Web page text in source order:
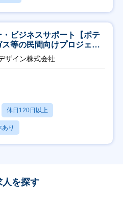
ビジネスサポート【ポテ
等の民間向けプロジェク
ザイン株式会社
休日120日以上
り
人を探す